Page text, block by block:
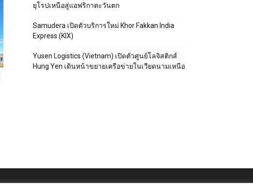
ยุโรปเหนือสู่แอฟริกาตะวันตก
Samudera เปิดตัวบริการใหม่ Khor Fakkan India
Express (KIX)
Yusen Logistics (Vietnam) เปิดตัวศูนย์โลจิสติกส์
Hung Yen เดินหน้าขยายเครือข่ายในเวียดนามเหนือ